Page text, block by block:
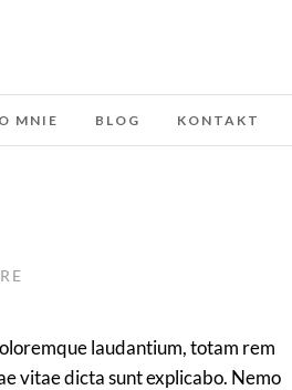
O MNIE BLOG KONTAKT
laudantium, totam rem
vitae dicta sunt explicabo. Nemo